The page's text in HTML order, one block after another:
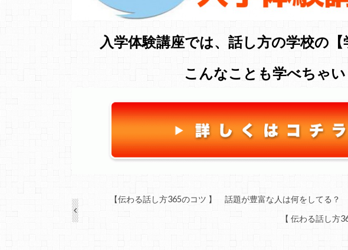
入学体験講座では、話し方の学校の
こんなことも学べちゃい
【伝わる話し方365のコツ 】 話題が豊富な人は何をしてる？
【 伝わる話し